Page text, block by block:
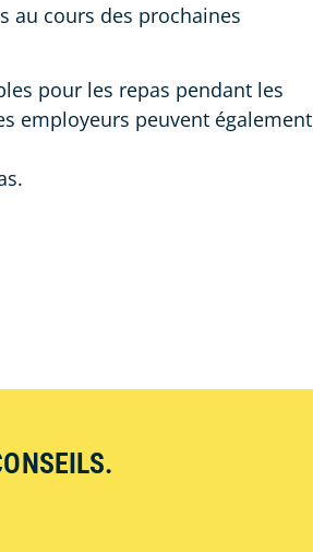
au cours des prochaines
pour les repas pendant les
employeurs peuvent également